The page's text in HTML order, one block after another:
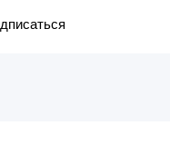
Закрыть